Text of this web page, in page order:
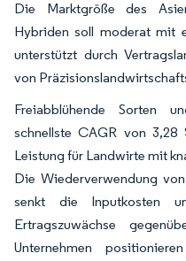
Die Marktgröße des
Hybriden soll moderat mit
unterstützt durch
von
Freiabblühende Sorten
schnellste CAGR von
Leistung für Landwirte mit
Die Wiederverwendung
senkt die Inputkosten
Ertragszuwächse
Unternehmen